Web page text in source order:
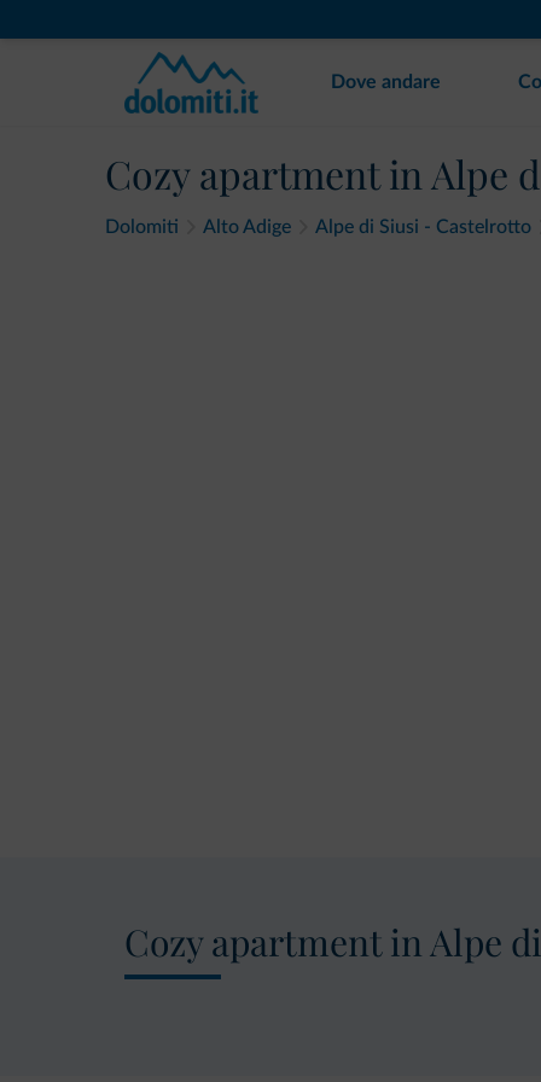
Dove andare
Cozy apartment in Alpe
Dolomiti Alto Adige Alpe di Siusi - Castelrotto
Cozy apartment in Alpe